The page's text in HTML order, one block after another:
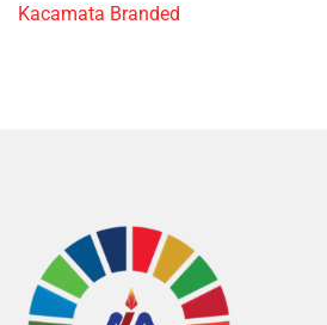
Kacamata Branded